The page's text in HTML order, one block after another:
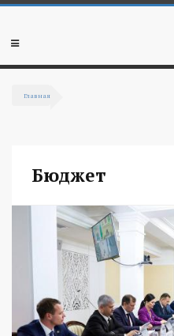
Перейти к основному содержанию
Мобильное
Главная
Бюджет